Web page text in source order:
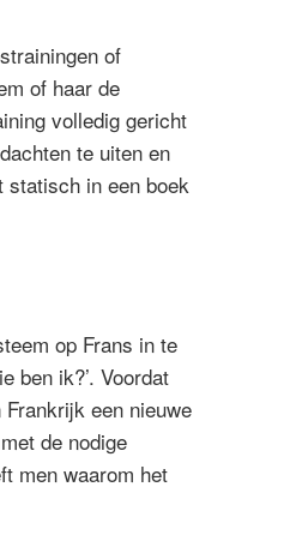
of
of haar de
volledig gericht
te uiten en
statisch in een boek
op Frans in te
ben ik?’. Voordat
een nieuwe
de nodige
men waarom het